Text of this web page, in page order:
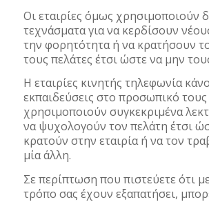
Οι εταιρίες όμως χρησιμοποιούν
τεχνάσματα για να κερδίσουν
την φορητότητα ή να κρατήσουν
τους πελάτες έτσι ώστε να μην
Η εταιρίες κινητής τηλεφωνία
εκπαιδεύσεις στο προσωπικό
χρησιμοποιούν συγκεκριμένα
να ψυχολογούν τον πελάτη έτσι
κρατούν στην εταιρία ή να τον
μία άλλη.
Σε περίπτωση που πιστεύετε ότι
τρόπο σας έχουν εξαπατήσει,